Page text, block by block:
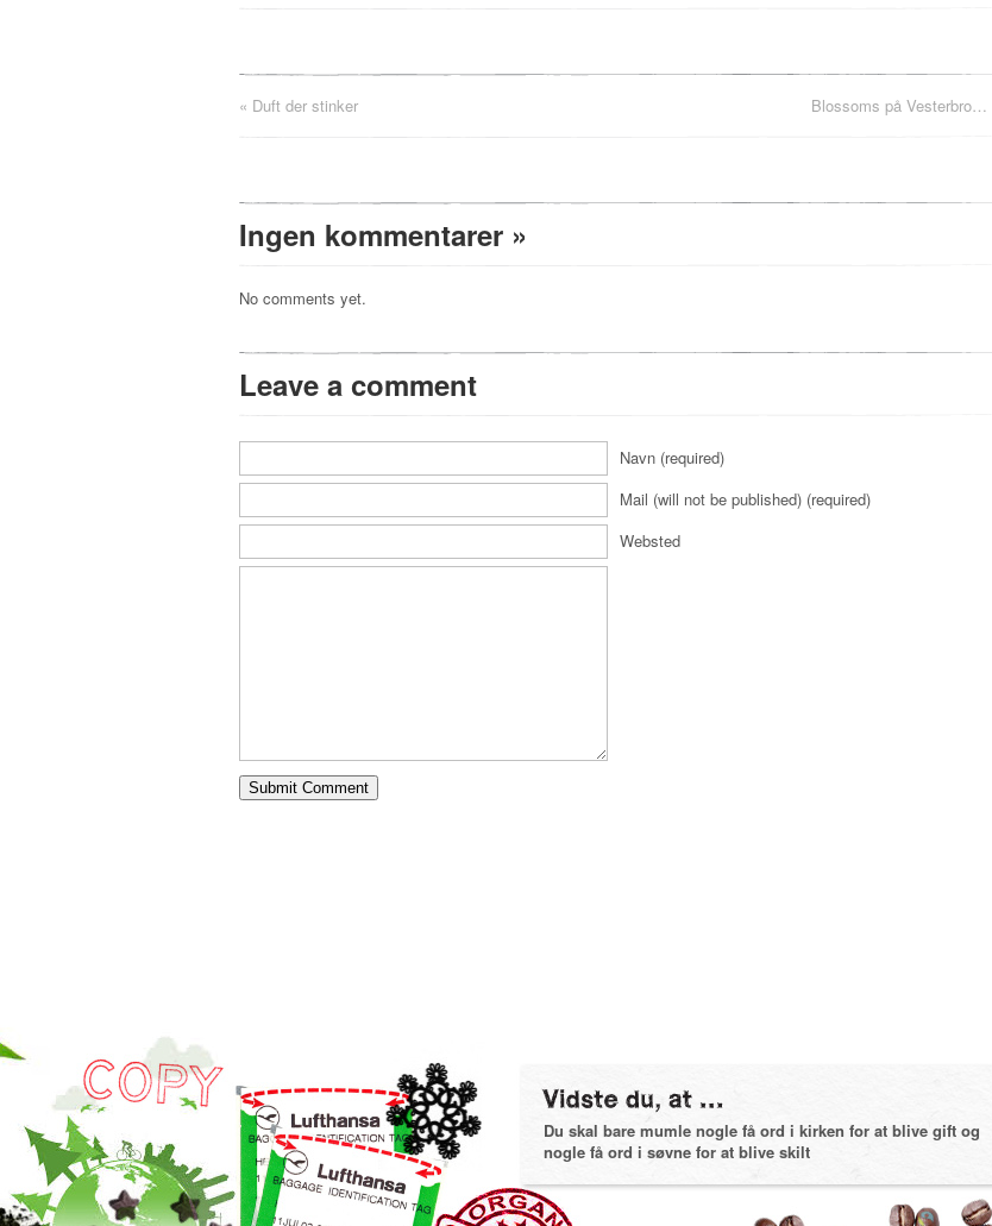
« Duft der stinker Blossoms på Vesterbro…
Ingen kommentarer »
No comments yet.
Leave a comment
Navn (required)
Mail (will not be published) (required)
Websted
Du skal bare mumle nogle få ord i kirken for at blive gift og
nogle få ord i søvne for at blive skilt